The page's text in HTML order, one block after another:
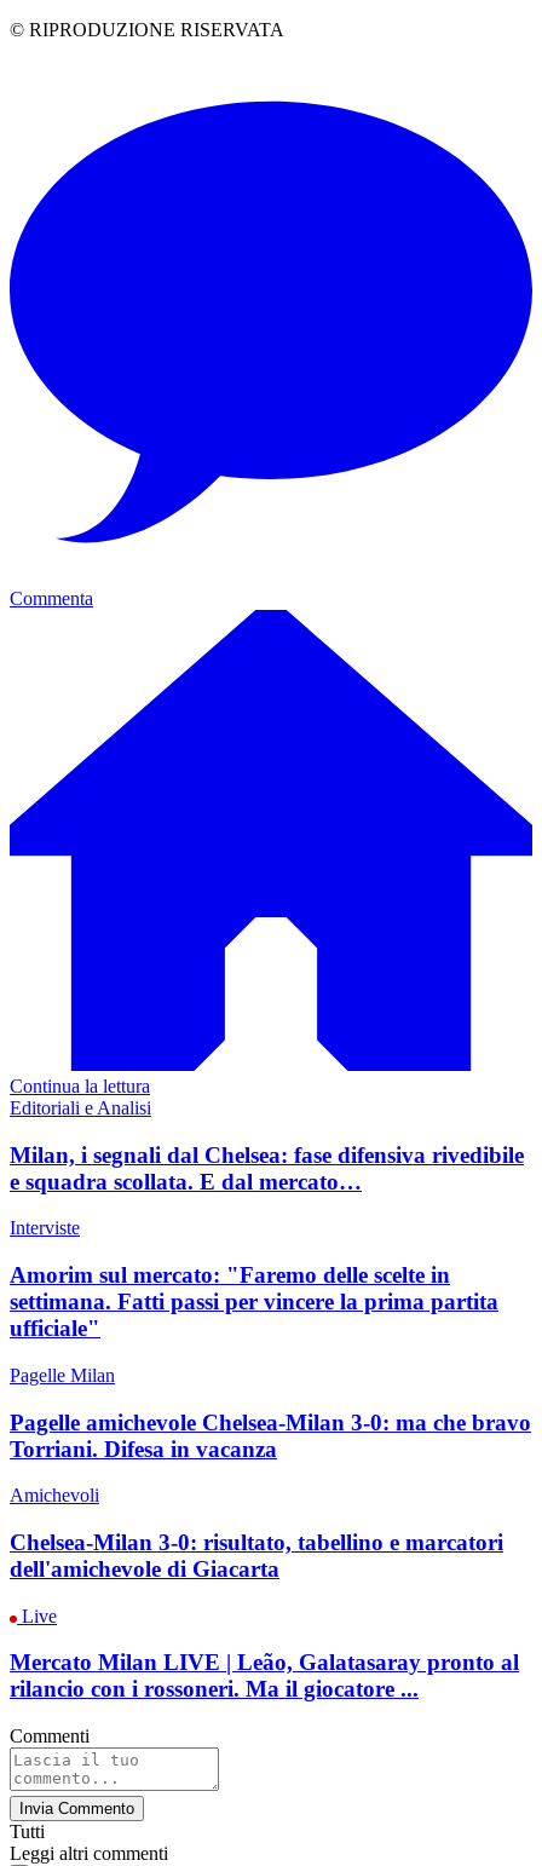
© RIPRODUZIONE RISERVATA
Commenta
Continua la lettura
Editoriali e Analisi
Milan, i segnali dal Chelsea: fase difensiva rivedibile
e squadra scollata. E dal mercato…
Interviste
Amorim sul mercato: "Faremo delle scelte in
settimana. Fatti passi per vincere la prima partita
ufficiale"
Pagelle Milan
Pagelle amichevole Chelsea-Milan 3-0: ma che bravo
Torriani. Difesa in vacanza
Amichevoli
Chelsea-Milan 3-0: risultato, tabellino e marcatori
dell'amichevole di Giacarta
Live
Mercato Milan LIVE | Leão, Galatasaray pronto al
rilancio con i rossoneri. Ma il giocatore ...
Commenti
Invia Commento
Tutti
Leggi altri commenti